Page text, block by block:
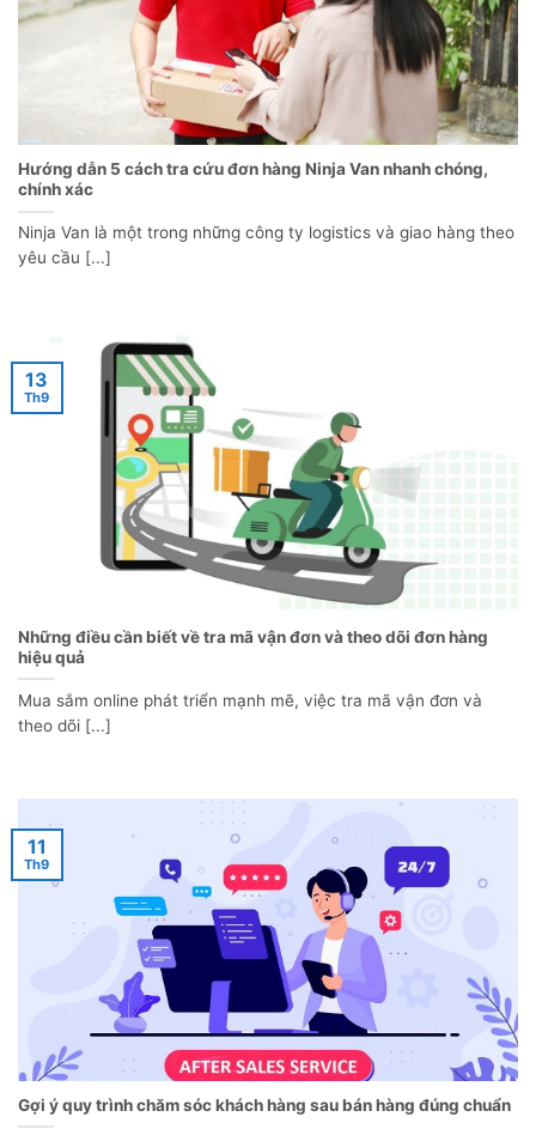
Hướng dẫn 5 cách tra cứu đơn hàng Ninja Van nhanh chóng,
chính xác
Ninja Van là một trong những công ty logistics và giao hàng theo
yêu cầu [...]
Những điều cần biết về tra mã vận đơn và theo dõi đơn hàng
hiệu quả
Mua sắm online phát triển mạnh mẽ, việc tra mã vận đơn và
theo dõi [...]
13
Th9
Gợi ý quy trình chăm sóc khách hàng sau bán hàng đúng chuẩn
11
Th9